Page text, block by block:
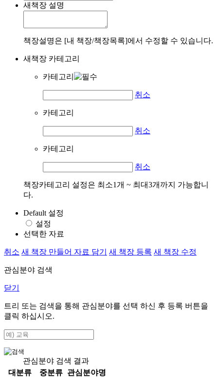
새책장 설명
책장설명은 [내 책장/책장목록]에서 수정할 수 있습니다.
새책장 카테고리
카테고리
취소
카테고리
취소
카테고리
취소
책장카테고리 설정은 최소1개 ~ 최대3개까지 가능합니
다.
Default 설정
설정
선택한 자료
취소 새 책장 만들어 자료 담기 새 책장 등록 새 책장 수정
관심분야 검색
닫기
트리 또는 검색을 통해 관심분야를 선택 하신 후 등록 버튼을
클릭 하십시오.
관심분야 검색 결과
대분류
중분류
관심분야명